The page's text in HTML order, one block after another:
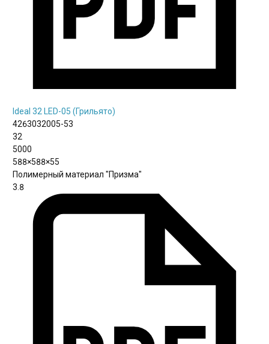
Ideal 32 LED-05 (Грильято)
4263032005-53
32
5000
588×588×55
Полимерный материал "Призма"
3.8